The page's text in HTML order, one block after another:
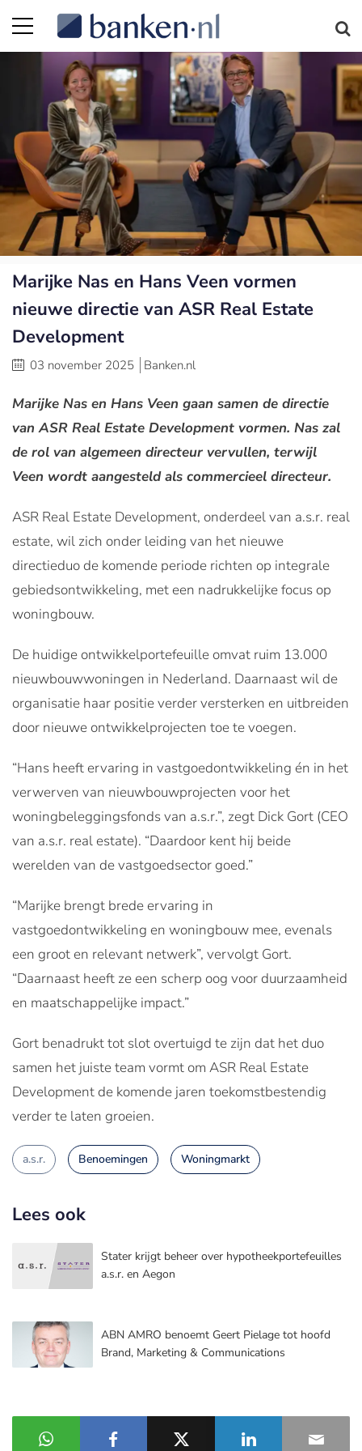
Marijke Nas en Hans Veen vormen
nieuwe directie van ASR Real Estate
Development
03 november 2025 Banken.nl
Marijke Nas en Hans Veen gaan samen de directie
van ASR Real Estate Development vormen. Nas zal
de rol van algemeen directeur vervullen, terwijl
Veen wordt aangesteld als commercieel directeur.
ASR Real Estate Development, onderdeel van a.s.r. real
estate, wil zich onder leiding van het nieuwe
directieduo de komende periode richten op integrale
gebiedsontwikkeling, met een nadrukkelijke focus op
woningbouw.
De huidige ontwikkelportefeuille omvat ruim 13.000
nieuwbouwwoningen in Nederland. Daarnaast wil de
organisatie haar positie verder versterken en uitbreiden
door nieuwe ontwikkelprojecten toe te voegen.
“Hans heeft ervaring in vastgoedontwikkeling én in het
verwerven van nieuwbouwprojecten voor het
woningbeleggingsfonds van a.s.r.”, zegt Dick Gort (CEO
van a.s.r. real estate). “Daardoor kent hij beide
werelden van de vastgoedsector goed.”
“Marijke brengt brede ervaring in
vastgoedontwikkeling en woningbouw mee, evenals
een groot en relevant netwerk”, vervolgt Gort.
“Daarnaast heeft ze een scherp oog voor duurzaamheid
en maatschappelijke impact.”
Gort benadrukt tot slot overtuigd te zijn dat het duo
samen het juiste team vormt om ASR Real Estate
Development de komende jaren toekomstbestendig
verder te laten groeien.
a.s.r. Benoemingen Woningmarkt
Lees ook
Stater krijgt beheer over hypotheekportefeuilles
a.s.r. en Aegon
ABN AMRO benoemt Geert Pielage tot hoofd
Brand, Marketing & Communications